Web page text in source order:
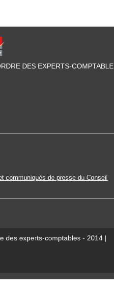
DES EXPERTS-
communiqués de presse du Conseil
des experts-comptables - 2014 |